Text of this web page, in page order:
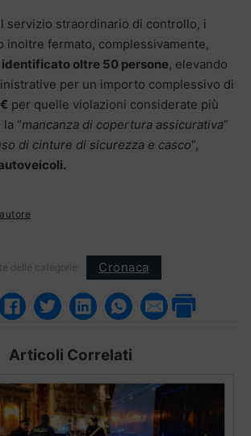
servizio straordinario di controllo, i
inoltre fermato, complessivamente,
identificato oltre 50 persone, elevando
per un importo complessivo di
per quelle violazioni considerate più
“mancanza di copertura assicurativa”
di cinture di sicurezza e casco”,
delle categorie: Cronaca
Articoli Correlati